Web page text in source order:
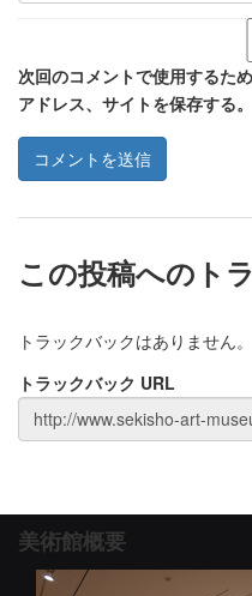
次回のコメントで使用するた
アドレス、サイトを保存する。
この投稿へのト
トラックバックはありません。
トラックバック URL
美術館概要